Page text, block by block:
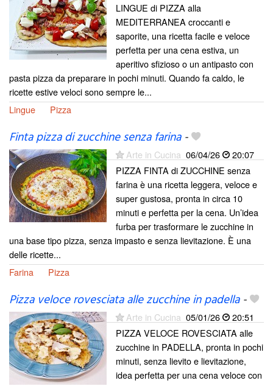
LINGUE di PIZZA alla
MEDITERRANEA croccanti e
saporite, una ricetta facile e veloce
perfetta per una cena estiva, un
aperitivo sfizioso o un antipasto con
pasta pizza da preparare in pochi minuti. Quando fa caldo, le
ricette estive veloci sono sempre le...
Lingue
Pizza
Finta pizza di zucchine senza farina-
Arte in Cucina 06/04/26
20:07
PIZZA FINTA di ZUCCHINE senza
farina è una ricetta leggera, veloce e
super gustosa, pronta in circa 10
minuti e perfetta per la cena. Un’idea
furba per trasformare le zucchine in
una base tipo pizza, senza impasto e senza lievitazione. È una
delle ricette...
Farina
Pizza
Pizza veloce rovesciata alle zucchine in padella-
Arte in Cucina 05/01/26
20:51
PIZZA VELOCE ROVESCIATA alle
zucchine in PADELLA, pronta in pochi
minuti, senza lievito e lievitazione,
idea perfetta per una cena veloce con